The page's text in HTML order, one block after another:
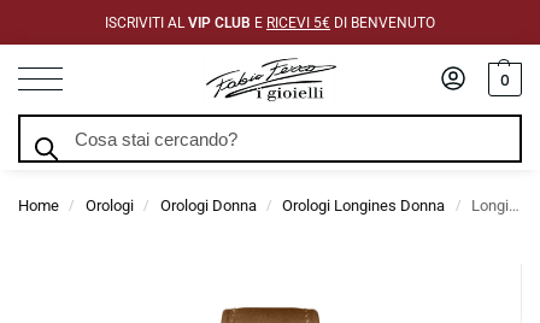
ISCRIVITI AL VIP CLUB E RICEVI 5€ DI BENVENUTO
0
Home / Orologi / Orologi Donna / Orologi Longines Donna / Longines Conquest Heritage Automatico 38mm